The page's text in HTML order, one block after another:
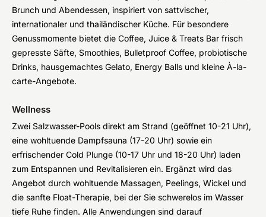
Brunch und Abendessen, inspiriert von sattvischer,
internationaler und thailändischer Küche. Für besondere
Genussmomente bietet die Coffee, Juice & Treats Bar frisch
gepresste Säfte, Smoothies, Bulletproof Coffee, probiotische
Drinks, hausgemachtes Gelato, Energy Balls und kleine À-la-
carte-Angebote.
Wellness
Zwei Salzwasser-Pools direkt am Strand (geöffnet 10-21 Uhr),
eine wohltuende Dampfsauna (17-20 Uhr) sowie ein
erfrischender Cold Plunge (10-17 Uhr und 18-20 Uhr) laden
zum Entspannen und Revitalisieren ein. Ergänzt wird das
Angebot durch wohltuende Massagen, Peelings, Wickel und
die sanfte Float-Therapie, bei der Sie schwerelos im Wasser
tiefe Ruhe finden. Alle Anwendungen sind darauf